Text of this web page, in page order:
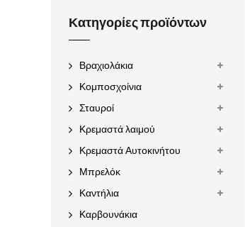
Κατηγορίες προϊόντων
Βραχιολάκια
Κομποσχοίνια
Σταυροί
Κρεμαστά λαιμού
Κρεμαστά Αυτοκινήτου
Μπρελόκ
Καντήλια
Καρβουνάκια